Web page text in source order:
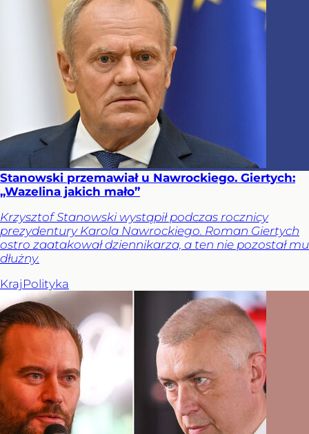
Stanowski przemawiał u Nawrockiego. Giertych:
„Wazelina jakich mało”
Krzysztof Stanowski wystąpił podczas rocznicy
prezydentury Karola Nawrockiego. Roman Giertych
ostro zaatakował dziennikarza, a ten nie pozostał mu
dłużny.
Kraj Polityka